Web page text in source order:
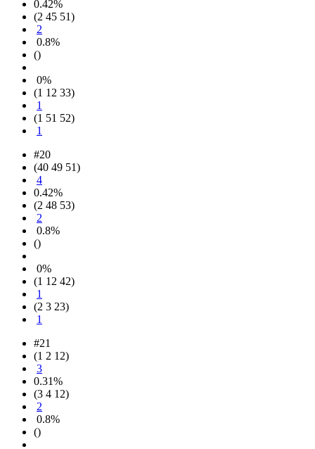
0.42%
(2 45 51)
2
0.8%
()
0%
(1 12 33)
1
(1 51 52)
1
#20
(40 49 51)
4
0.42%
(2 48 53)
2
0.8%
()
0%
(1 12 42)
1
(2 3 23)
1
#21
(1 2 12)
3
0.31%
(3 4 12)
2
0.8%
()